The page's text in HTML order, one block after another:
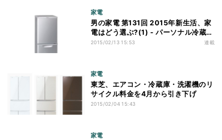
家電
男の家電 第131回 2015年新生活、家
電はどう選ぶ?(1) - パーソナル冷蔵庫
の選び方
2015/02/13 15:53 連載
家電
東芝、エアコン・冷蔵庫・洗濯機のリ
サイクル料金を4月から引き下げ
2015/02/04 15:43
家電